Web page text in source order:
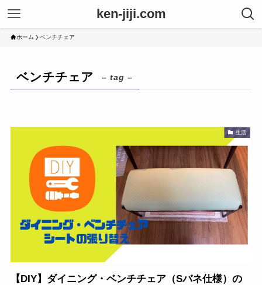
ken-jiji.com
ホーム ベンチチェア
ベンチチェア – tag –
生活
【DIY】ダイニング・ベンチチェア（Sバネ仕様）の